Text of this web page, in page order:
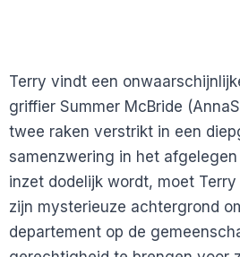
Terry vindt een
griffier Summer McBride
twee raken verstrikt in een
samenzwering in het
inzet dodelijk wordt, moet
zijn mysterieuze achtergrond
departement op de